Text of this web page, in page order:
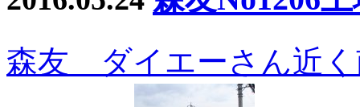
森友 ダイエーさん近く